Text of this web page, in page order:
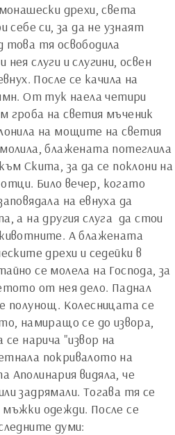
дрехи, света
себе си, за да не узнаят
това тя освободила
слуги и слугини, освен
После се качила на
От тук наела четири
гроба на светия мъченик
на мощите на светия
блажената потеглила
Скита, за да се поклони на
Било вечер, когато
на евнуха да
а на другия слуга ­ да стои
А блажената
дрехи и седейки в
се молела на Господа, за
от нея дело. Паднал
полунощ. Колесницата се
намиращо се до извора,
се нарича "извор на
покривалото на
Аполинария видяла, че
задрямали. Тогава тя се
одежди. После се
думи: